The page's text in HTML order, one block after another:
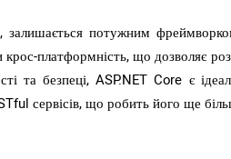
потужним
платформність, що дозволяє
та безпеці, ASP.NET Core є
сервісів, що робить його ще